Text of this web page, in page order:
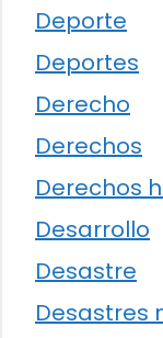
Deporte
Deportes
Derecho
Derechos
Derechos
Desarrollo
Desastre
Desastres